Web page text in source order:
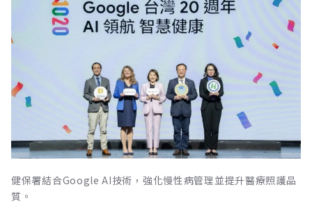
健保署結合Google AI技術，強化慢性病管理並提升醫療照護品
質。